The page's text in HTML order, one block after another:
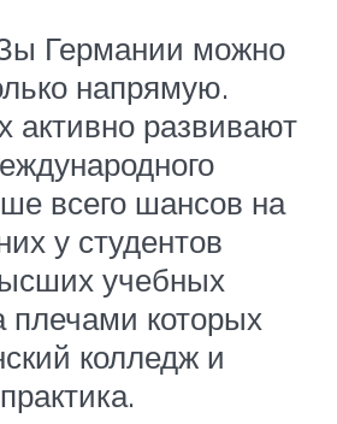
Германии можно
напрямую.
активно развивают
всего шансов на
у студентов
учебных
плечами которых
колледж и